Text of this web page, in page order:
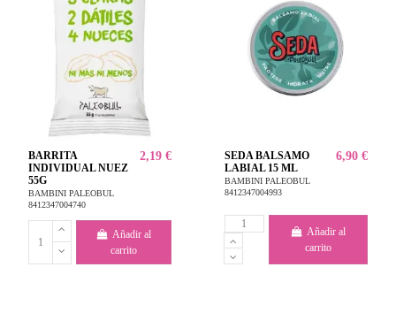
BARRITA
INDIVIDUAL NUEZ
55G
BAMBINI PALEOBUL
8412347004740
2,19 €
Añadir al
carrito
SEDA BALSAMO
LABIAL 15 ML
BAMBINI PALEOBUL
8412347004993
6,90 €
Añadir al
carrito